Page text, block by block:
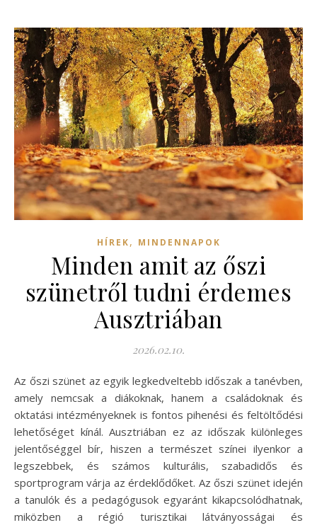
HÍREK, MINDENNAPOK
Minden amit az őszi
szünetről tudni érdemes
Ausztriában
2026.02.10.
Az őszi szünet az egyik legkedveltebb időszak a tanévben,
amely nemcsak a diákoknak, hanem a családoknak és
oktatási intézményeknek is fontos pihenési és feltöltődési
lehetőséget kínál. Ausztriában ez az időszak különleges
jelentőséggel bír, hiszen a természet színei ilyenkor a
legszebbek, és számos kulturális, szabadidős és
sportprogram várja az érdeklődőket. Az őszi szünet idején
a tanulók és a pedagógusok egyaránt kikapcsolódhatnak,
miközben a régió turisztikai látványosságai és